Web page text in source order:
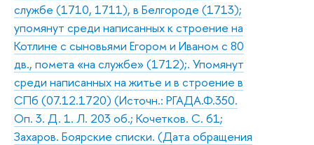
службе (1710, 1711), в Белгороде (1713);
упомянут среди написанных к строение на
Котлине с сыновьями Егором и Иваном с 80
дв., помета «на службе» (1712);. Упомянут
среди написанных на житье и в строение в
СПб (07.12.1720) (Источн.: РГАДА.Ф.350.
Оп. 3. Д. 1. Л. 203 об.; Кочетков. С. 61;
Захаров. Боярские списки. (Дата обращения